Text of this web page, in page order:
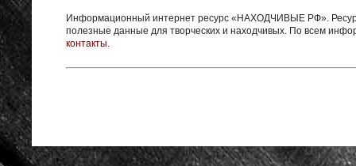
Информационный интернет ресурс «НАХОДЧИВЫЕ РФ».
полезные данные для творческих и находчивых. По всем
контакты.